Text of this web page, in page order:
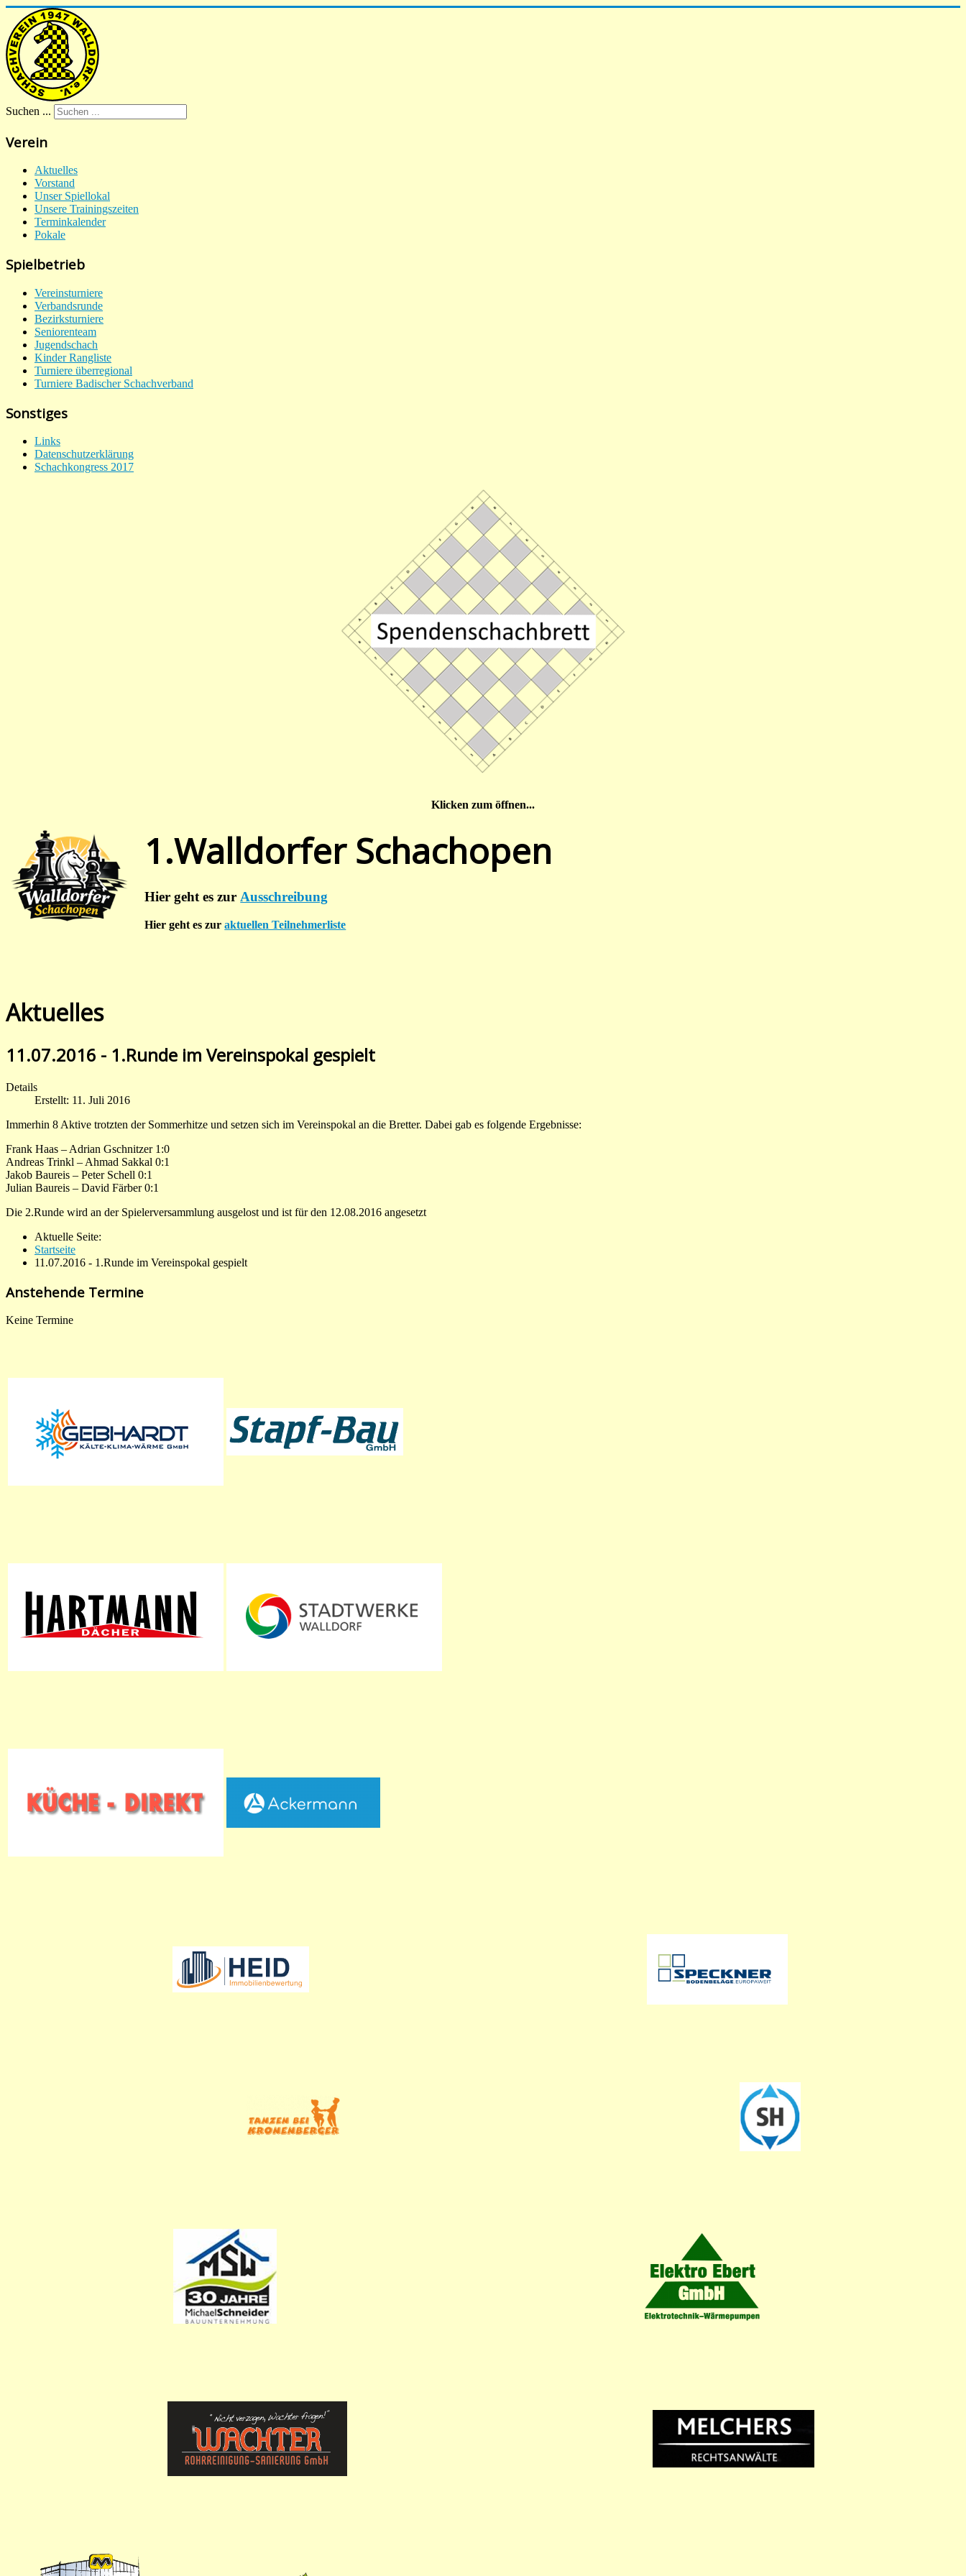
Suchen ...
Verein
Aktuelles
Vorstand
Unser Spiellokal
Unsere Trainingszeiten
Terminkalender
Pokale
Spielbetrieb
Vereinsturniere
Verbandsrunde
Bezirksturniere
Seniorenteam
Jugendschach
Kinder Rangliste
Turniere überregional
Turniere Badischer Schachverband
Sonstiges
Links
Datenschutzerklärung
Schachkongress 2017
Klicken zum öffnen...
1.Walldorfer Schachopen
Hier geht es zur Ausschreibung
Hier geht es zuraktuellen Teilnehmerliste
Aktuelles
11.07.2016 - 1.Runde im Vereinspokal gespielt
Details
Erstellt: 11. Juli 2016
Immerhin 8 Aktive trotzten der Sommerhitze und setzen sich im Vereinspokal an die Bretter. Dabei gab es folgende Ergebnisse:
Frank Haas – Adrian Gschnitzer 1:0
Andreas Trinkl – Ahmad Sakkal 0:1
Jakob Baureis – Peter Schell 0:1
Julian Baureis – David Färber 0:1
Die 2.Runde wird an der Spielerversammlung ausgelost und ist für den 12.08.2016 angesetzt
Aktuelle Seite:
Startseite
11.07.2016 - 1.Runde im Vereinspokal gespielt
Anstehende Termine
Keine Termine